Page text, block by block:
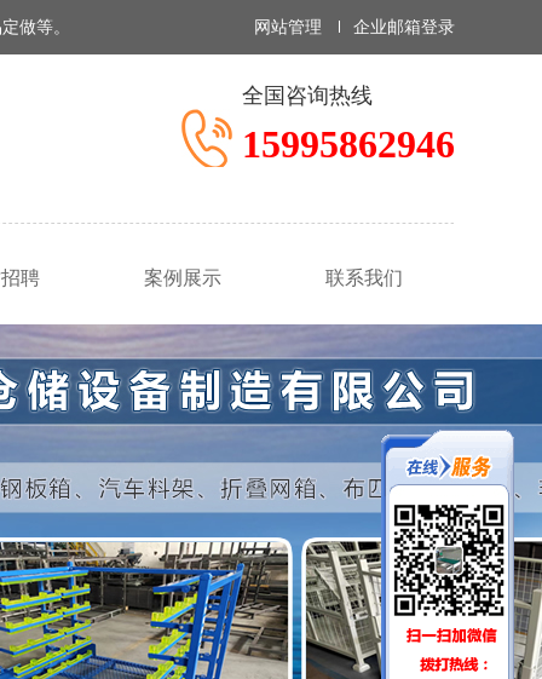
做等。 网站管理 企业邮箱登录
全国咨询热线
15995862946
聘 案例展示 联系我们